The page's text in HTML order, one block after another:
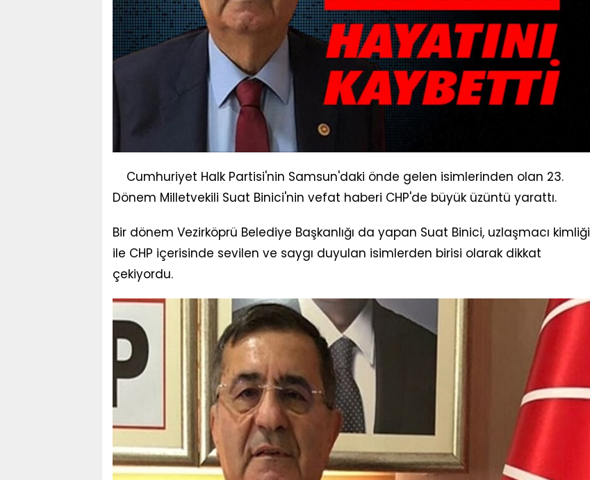
Cumhuriyet Halk Partisi'nin Samsun'daki önde gelen isimlerinden olan 23.
Dönem Milletvekili Suat Binici'nin vefat haberi CHP'de büyük üzüntü yarattı.
Bir dönem Vezirköprü Belediye Başkanlığı da yapan Suat Binici, uzlaşmacı kimliği
ile CHP içerisinde sevilen ve saygı duyulan isimlerden birisi olarak dikkat
çekiyordu.